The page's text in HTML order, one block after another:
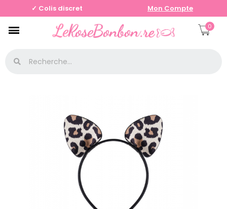
✓ Colis discret Mon Compte
0